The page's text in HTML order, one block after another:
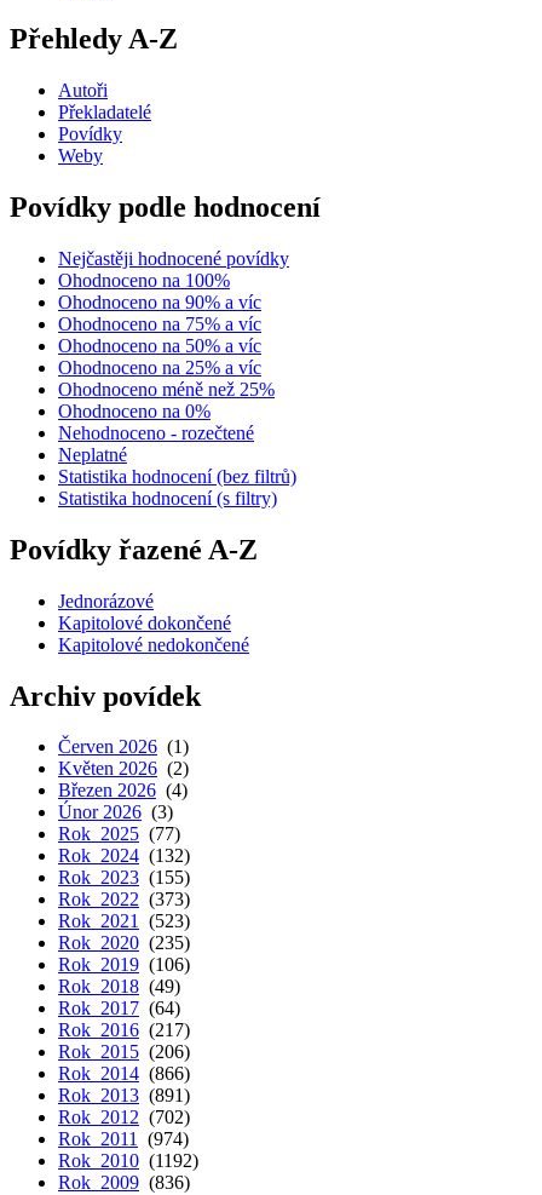
Přehledy A-Z
Autoři
Překladatelé
Povídky
Weby
Povídky podle hodnocení
Nejčastěji hodnocené povídky
Ohodnoceno na 100%
Ohodnoceno na 90% a víc
Ohodnoceno na 75% a víc
Ohodnoceno na 50% a víc
Ohodnoceno na 25% a víc
Ohodnoceno méně než 25%
Ohodnoceno na 0%
Nehodnoceno - rozečtené
Neplatné
Statistika hodnocení (bez filtrů)
Statistika hodnocení (s filtry)
Povídky řazené A-Z
Jednorázové
Kapitolové dokončené
Kapitolové nedokončené
Archiv povídek
Červen 2026 (1)
Květen 2026 (2)
Březen 2026 (4)
Únor 2026 (3)
Rok 2025 (77)
Rok 2024 (132)
Rok 2023 (155)
Rok 2022 (373)
Rok 2021 (523)
Rok 2020 (235)
Rok 2019 (106)
Rok 2018 (49)
Rok 2017 (64)
Rok 2016 (217)
Rok 2015 (206)
Rok 2014 (866)
Rok 2013 (891)
Rok 2012 (702)
Rok 2011 (974)
Rok 2010 (1192)
Rok 2009 (836)